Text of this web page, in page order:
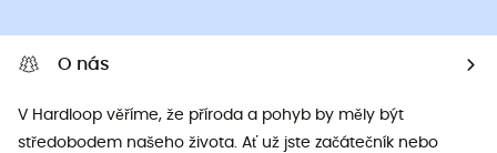
O nás
V Hardloop věříme, že příroda a pohyb by měly být
středobodem našeho života. Ať už jste začátečník nebo